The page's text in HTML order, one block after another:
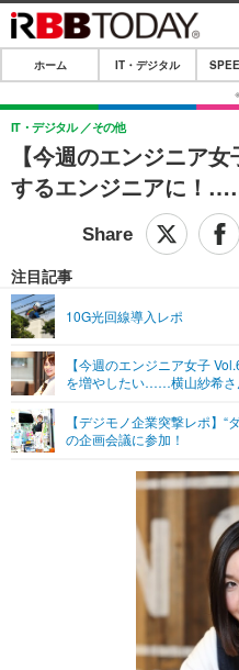
ホーム
IT・デジタル
IT・デジタルTOP
ショッピング
SPEED TEST
エンタメTOP
グラビア
ショッピング
ライフTOP
その他
リリース一覧
プッシュ通知の停止方法
ホーム IT・デジタル
【今週のエンジニア
するエンジニアに！
IT・デジタル その他
注目記事
10G光回線導入レポ
【今週のエンジニア女子
を増やしたい……横山紗希さ
【デジモノ企業突撃レポ】
の企画会議に参加！